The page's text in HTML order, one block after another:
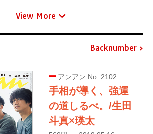
View More
Backnumber
アンアン No. 2102
手相が導く、強運
の道しるべ。/生田
斗真×瑛太